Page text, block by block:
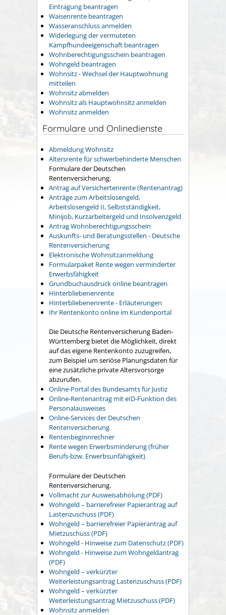
Eintragung beantragen
Waisenrente beantragen
Wasseranschluss anmelden
Widerlegung der vermuteten
Kampfhundeeigenschaft beantragen
Wohnberechtigungsschein beantragen
Wohngeld beantragen
Wohnsitz - Wechsel der Hauptwohnung
mitteilen
Wohnsitz abmelden
Wohnsitz als Hauptwohnsitz anmelden
Wohnsitz anmelden
Formulare und Onlinedienste
Abmeldung Wohnsitz
Altersrente für schwerbehinderte Menschen
Formulare der Deutschen
Rentenversicherung.
Antrag auf Versichertenrente (Rentenantrag)
Anträge zum Arbeitslosengeld,
Arbeitslosengeld II, Selbstständigkeit,
Minijob, Kurzarbeitergeld und Insolvenzgeld
Antrag Wohnberechtigungsschein
Auskunfts- und Beratungsstellen - Deutsche
Rentenversicherung
Elektronische Wohnsitzanmeldung
Formularpaket Rente wegen verminderter
Erwerbsfähigkeit
Grundbuchausdruck online beantragen
Hinterbliebenenrente
Hinterbliebenenrente - Erläuterungen
Ihr Rentenkonto online im Kundenportal
Die Deutsche Rentenversicherung Baden-
Württemberg bietet die Möglichkeit, direkt
auf das eigene Rentenkonto zuzugreifen,
zum Beispiel um seriöse Planungsdaten für
eine zusätzliche private Altersvorsorge
abzurufen.
Online-Portal des Bundesamts für Justiz
Online-Rentenantrag mit eID-Funktion des
Personalausweises
Online-Services der Deutschen
Rentenversicherung
Rentenbeginnrechner
Rente wegen Erwerbsminderung (früher
Berufs-bzw. Erwerbsunfähigkeit)
Formulare der Deutschen
Rentenversicherung.
Vollmacht zur Ausweisabholung (PDF)
Wohngeld – barrierefreier Papierantrag auf
Lastenzuschuss (PDF)
Wohngeld – barrierefreier Papierantrag auf
Mietzuschuss (PDF)
Wohngeld - Hinweise zum Datenschutz (PDF)
Wohngeld - Hinweise zum Wohngeldantrag
(PDF)
Wohngeld – verkürzter
Weiterleistungsantrag Lastenzuschuss (PDF)
Wohngeld – verkürzter
Weiterleistungsantrag Mietzuschuss (PDF)
Wohnsitz anmelden